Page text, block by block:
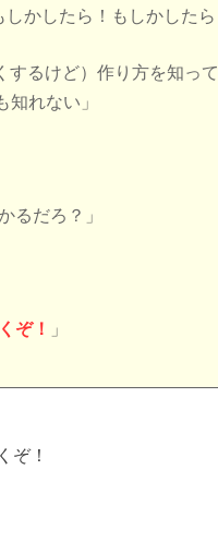
かしたら！もしかしたら
するけど）作り方を知っ
知れない」
るだろ？」
ぞ！ 」
ぞ！